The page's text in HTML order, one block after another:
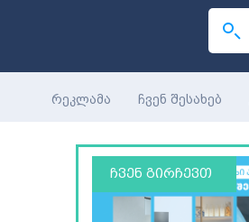
რეკლამა ჩვენ შესახებ
ჩვენ გირჩევთ